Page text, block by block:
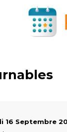
16 Septembre